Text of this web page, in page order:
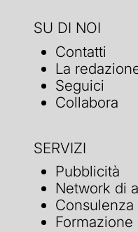
SU DI NOI
Contatti
La
Seguici
Collabora
SERVIZI
Pubblicità
Network di
Formazione